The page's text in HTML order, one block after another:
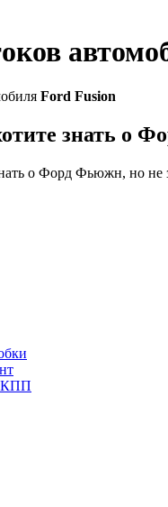
Ford Fusion
знать о
о Форд Фьюжн, но не